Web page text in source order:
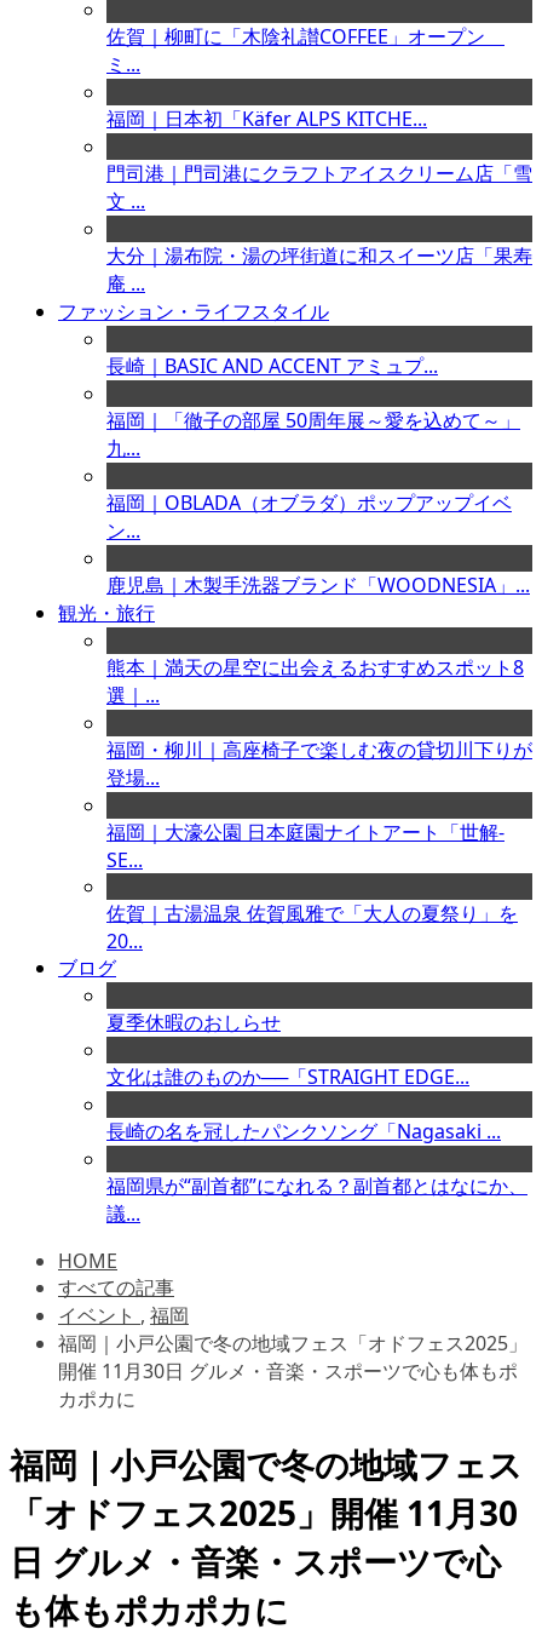
佐賀｜柳町に「木陰礼讃COFFEE」オープン
ミ...
福岡｜日本初「Käfer ALPS KITCHE...
門司港｜門司港にクラフトアイスクリーム店「雪
文 ...
大分｜湯布院・湯の坪街道に和スイーツ店「果寿
庵 ...
ファッション・ライフスタイル
長崎｜BASIC AND ACCENT アミュプ...
福岡｜「徹子の部屋 50周年展～愛を込めて～」
九...
福岡｜OBLADA（オブラダ）ポップアップイベ
ン...
鹿児島｜木製手洗器ブランド「WOODNESIA」...
観光・旅行
熊本｜満天の星空に出会えるおすすめスポット8
選｜...
福岡・柳川｜高座椅子で楽しむ夜の貸切川下りが
登場...
福岡｜大濠公園 日本庭園ナイトアート「世解-
SE...
佐賀｜古湯温泉 佐賀風雅で「大人の夏祭り」を
20...
ブログ
夏季休暇のおしらせ
文化は誰のものか──「STRAIGHT EDGE...
長崎の名を冠したパンクソング「Nagasaki ...
福岡県が“副首都”になれる？副首都とはなにか、
議...
HOME
すべての記事
イベント , 福岡
福岡｜小戸公園で冬の地域フェス「オドフェス2025」
開催 11月30日 グルメ・音楽・スポーツで心も体もポ
カポカに
福岡｜小戸公園で冬の地域フェス
「オドフェス2025」開催 11月30
日 グルメ・音楽・スポーツで心
も体もポカポカに